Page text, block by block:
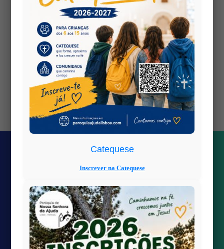
site.
PDF is hosted on:wp-contentbut this site
is:https://www.paroquiaajudalisboa.com
Views: 0
Catequese
Inscrever na Catequese